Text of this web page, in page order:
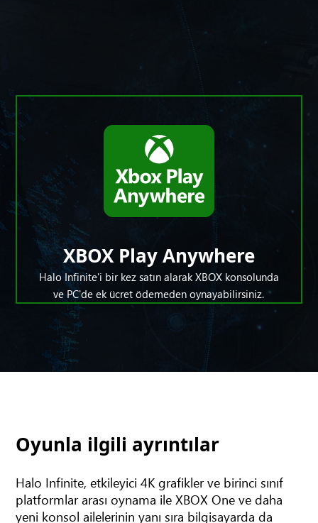
XBOX Play Anywhere
Halo Infinite'i bir kez satın alarak XBOX konsolunda
ve PC'de ek ücret ödemeden oynayabilirsiniz.
Oyunla ilgili ayrıntılar
Halo Infinite, etkileyici 4K grafikler ve birinci sınıf
platformlar arası oynama ile XBOX One ve daha
yeni konsol ailelerinin yanı sıra bilgisayarda da